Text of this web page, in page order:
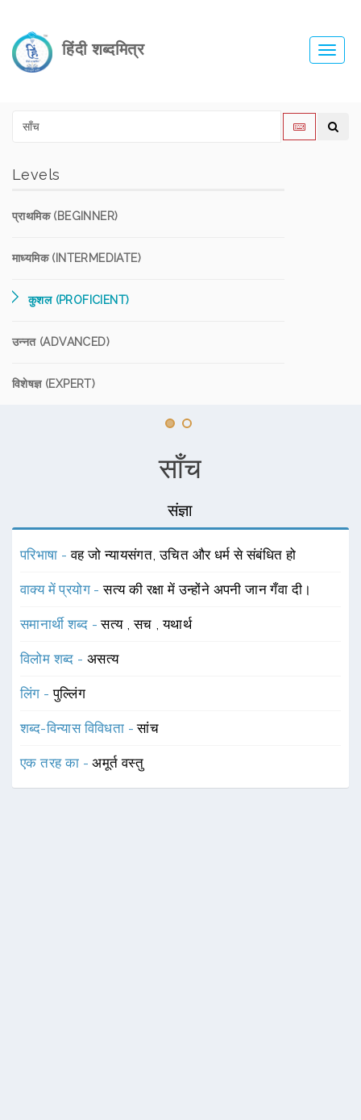
हिंदी शब्दमित्र
Levels
प्राथमिक (BEGINNER)
माध्यमिक (INTERMEDIATE)
कुशल (PROFICIENT)
उन्नत (ADVANCED)
विशेषज्ञ (EXPERT)
साँच
संज्ञा
परिभाषा -वह जो न्यायसंगत, उचित और धर्म से संबंधित हो
वाक्य में प्रयोग -सत्य की रक्षा में उन्होंने अपनी जान गँवा दी।
समानार्थी शब्द -सत्य ,सच ,यथार्थ
विलोम शब्द - असत्य
लिंग -पुल्लिंग
शब्द-विन्यास विविधता -सांच
एक तरह का -अमूर्त वस्तु